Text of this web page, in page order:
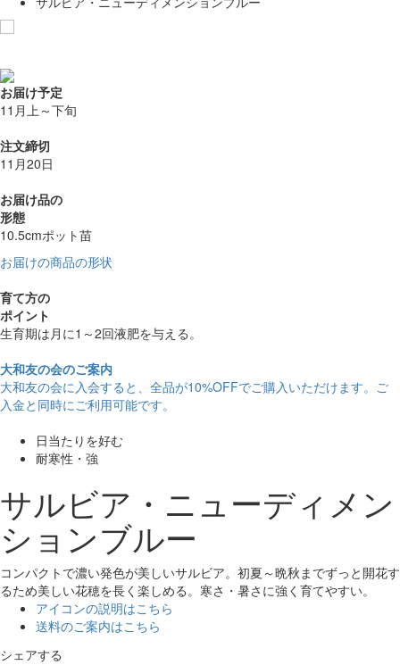
お届け予定
11月上～下旬
注文締切
11月20日
お届け品の
形態
10.5cmポット苗
お届けの商品の形状
育て方の
ポイント
生育期は月に1～2回液肥を与える。
大和友の会のご案内
大和友の会に入会すると、 全品が10%OFFでご購入いただけます。ご
入金と同時にご利用可能です。
日当たりを好む
耐寒性・強
サルビア・ニューディメン
ションブルー
コンパクトで濃い発色が美しいサルビア。初夏～晩秋までずっと開花す
るため美しい花穂を長く楽しめる。寒さ・暑さに強く育てやすい。
アイコンの説明はこちら
送料のご案内はこちら
シェアする